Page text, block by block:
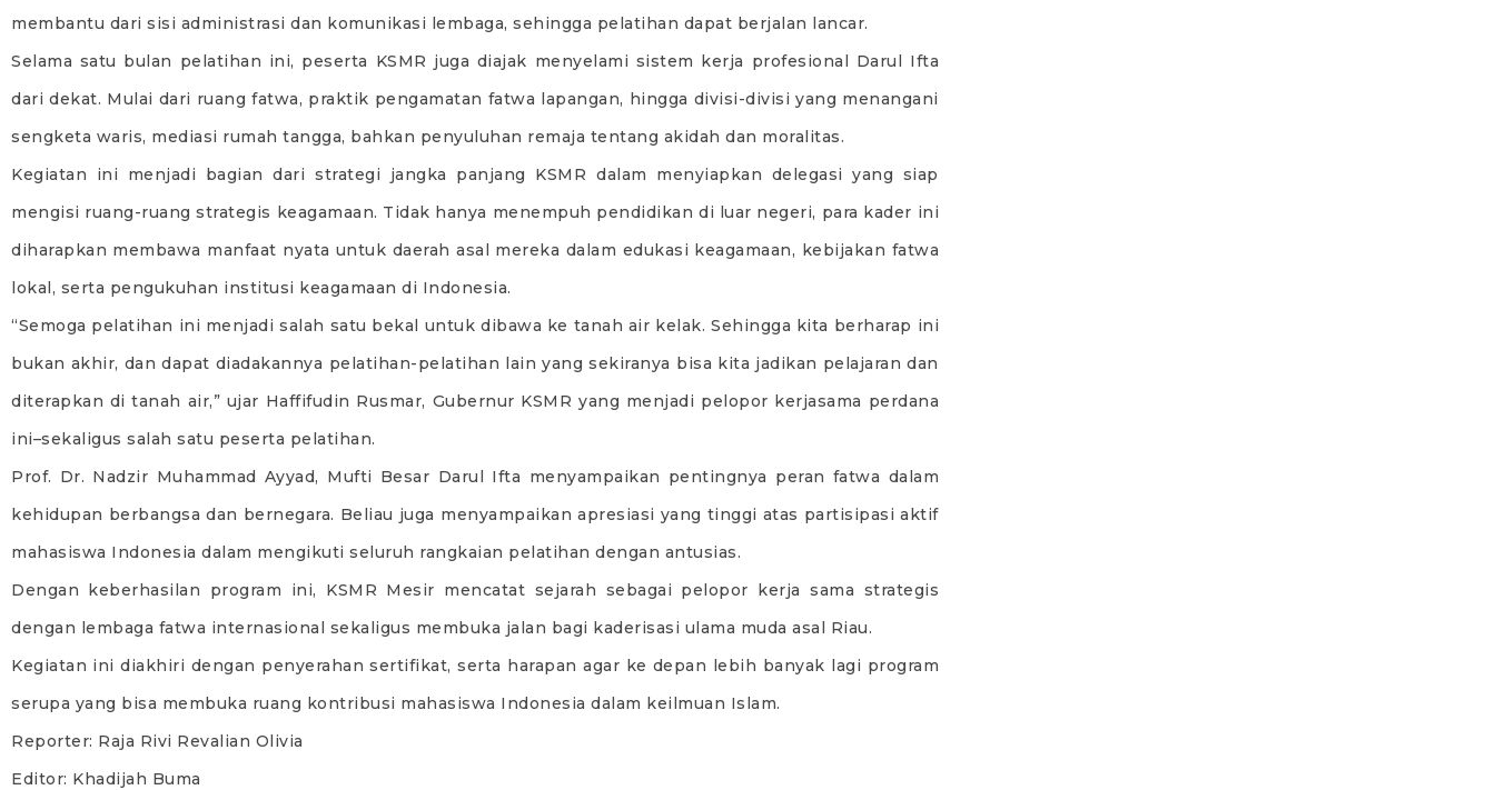
membantu dari sisi administrasi dan komunikasi lembaga, sehingga pelatihan dapat berjalan lancar.
Selama satu bulan pelatihan ini, peserta KSMR juga diajak menyelami sistem kerja profesional Darul Ifta
dari dekat. Mulai dari ruang fatwa, praktik pengamatan fatwa lapangan, hingga divisi-divisi yang menangani
sengketa waris, mediasi rumah tangga, bahkan penyuluhan remaja tentang akidah dan moralitas.
Kegiatan ini menjadi bagian dari strategi jangka panjang KSMR dalam menyiapkan delegasi yang siap
mengisi ruang-ruang strategis keagamaan. Tidak hanya menempuh pendidikan di luar negeri, para kader ini
diharapkan membawa manfaat nyata untuk daerah asal mereka dalam edukasi keagamaan, kebijakan fatwa
lokal, serta pengukuhan institusi keagamaan di Indonesia.
“Semoga pelatihan ini menjadi salah satu bekal untuk dibawa ke tanah air kelak. Sehingga kita berharap ini
bukan akhir, dan dapat diadakannya pelatihan-pelatihan lain yang sekiranya bisa kita jadikan pelajaran dan
diterapkan di tanah air,” ujar Haffifudin Rusmar, Gubernur KSMR yang menjadi pelopor kerjasama perdana
ini–sekaligus salah satu peserta pelatihan.
Prof. Dr. Nadzir Muhammad Ayyad, Mufti Besar Darul Ifta menyampaikan pentingnya peran fatwa dalam
kehidupan berbangsa dan bernegara. Beliau juga menyampaikan apresiasi yang tinggi atas partisipasi aktif
mahasiswa Indonesia dalam mengikuti seluruh rangkaian pelatihan dengan antusias.
Dengan keberhasilan program ini, KSMR Mesir mencatat sejarah sebagai pelopor kerja sama strategis
dengan lembaga fatwa internasional sekaligus membuka jalan bagi kaderisasi ulama muda asal Riau.
Kegiatan ini diakhiri dengan penyerahan sertifikat, serta harapan agar ke depan lebih banyak lagi program
serupa yang bisa membuka ruang kontribusi mahasiswa Indonesia dalam keilmuan Islam.
Reporter: Raja Rivi Revalian Olivia
Editor: Khadijah Buma